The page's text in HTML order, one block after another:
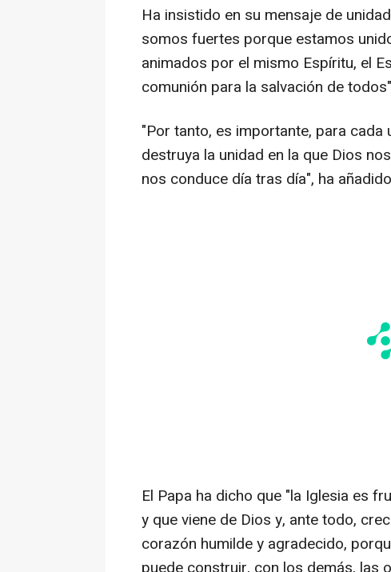
Ha insistido en su mensaje de
somos fuertes porque estamos
animados por el mismo Espíritu, el
comunión para la salvación de
"Por tanto, es importante, para
destruya la unidad en la que Dios
nos conduce día tras día", ha
El Papa ha dicho que "la Iglesia es
y que viene de Dios y, ante todo,
corazón humilde y agradecido,